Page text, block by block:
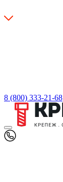
8 (800) 333-21-68